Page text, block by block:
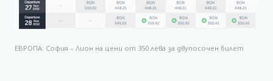
ЕВРОПА: София – Лион на цени от 350 лева за двупосочен билет